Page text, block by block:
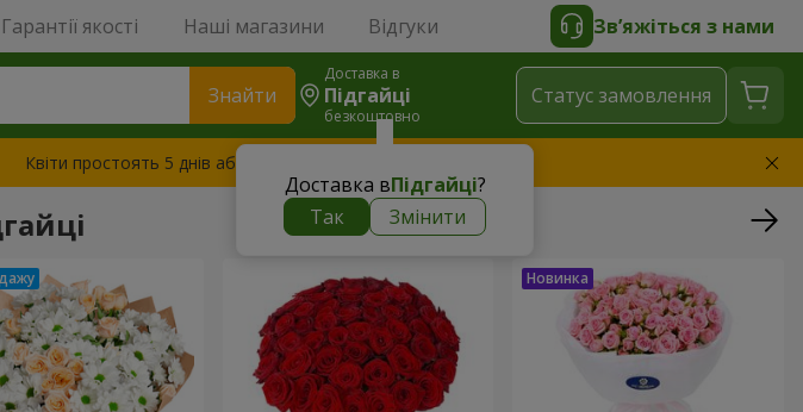
Гарантії якості Наші магазини Відгуки Зв’яжіться з нами
Знайти
Доставка в
Підгайці
безкоштовно
Доставка вПідгайці?
Так
Змінити
Статус замовлення
Квіти простоять 5 днів або замінимо букет